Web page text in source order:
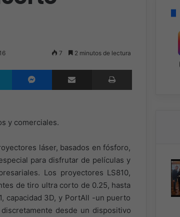
7 2 minutos de lectura
Skype Messenger Compartir por correo electrónico Imprimir
y comerciales.
láser, basados en fósforo,
para disfrutar de películas y
Los proyectores LS810,
de tiro ultra corto de 0.25, hasta
capacidad 3D, y PortAll -un puerto
desde un dispositivo